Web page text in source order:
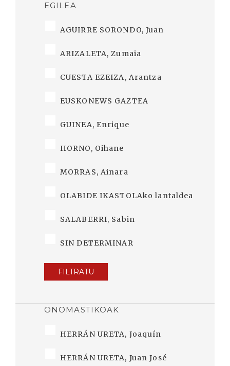
EGILEA
AGUIRRE SORONDO, Juan
ARIZALETA, Zumaia
CUESTA EZEIZA, Arantza
EUSKONEWS GAZTEA
GUINEA, Enrique
HORNO, Oihane
MORRAS, Ainara
OLABIDE IKASTOLAko lantaldea
SALABERRI, Sabin
SIN DETERMINAR
FILTRATU
ONOMASTIKOAK
HERRÁN URETA, Joaquín
HERRÁN URETA, Juan José